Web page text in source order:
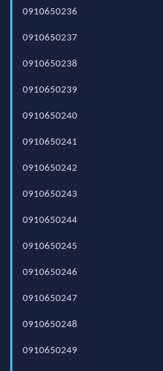
0910650236
0910650237
0910650238
0910650239
0910650240
0910650241
0910650242
0910650243
0910650244
0910650245
0910650246
0910650247
0910650248
0910650249